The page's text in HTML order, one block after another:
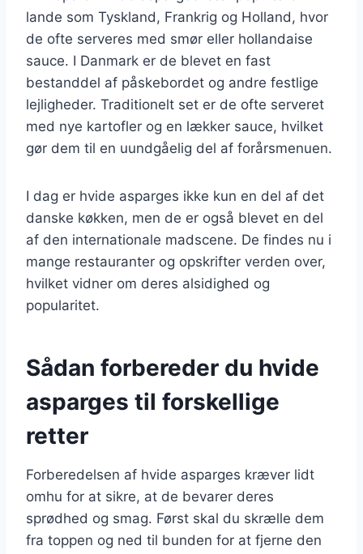
lande som Tyskland, Frankrig og Holland, hvor
de ofte serveres med smør eller hollandaise
sauce. I Danmark er de blevet en fast
bestanddel af påskebordet og andre festlige
lejligheder. Traditionelt set er de ofte serveret
med nye kartofler og en lækker sauce, hvilket
gør dem til en uundgåelig del af forårsmenuen.
I dag er hvide asparges ikke kun en del af det
danske køkken, men de er også blevet en del
af den internationale madscene. De findes nu i
mange restauranter og opskrifter verden over,
hvilket vidner om deres alsidighed og
popularitet.
Sådan forbereder du hvide
asparges til forskellige
retter
Forberedelsen af hvide asparges kræver lidt
omhu for at sikre, at de bevarer deres
sprødhed og smag. Først skal du skrælle dem
fra toppen og ned til bunden for at fjerne den